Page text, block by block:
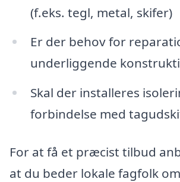
(f.eks. tegl, metal, skifer)
Er der behov for
underliggende
Skal der installeres
forbindelse med
For at få et præcist tilbud
at du beder lokale fagfolk